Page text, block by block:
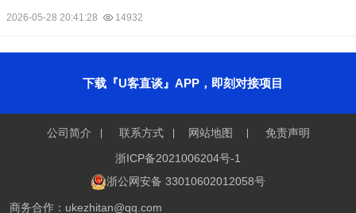
2026-05-28 20:41:28 14932
下载『U客直谈』APP，即刻对接项目
公司简介 联系方式 网站地图
免责声明
浙ICP备2021006204号-1
浙公网安备 33010602012058号
商务合作：ukezhitan@qq.com